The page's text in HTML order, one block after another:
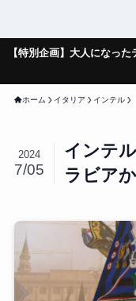
【特別企画】大人になっ
ホーム イタリア インテル
インテ
ラビア
2024
7/05